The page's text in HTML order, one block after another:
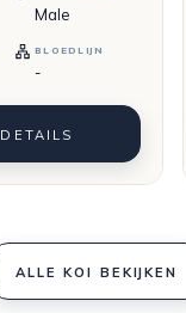
Male
BLOEDLIJN
-
ALLE KOI BEKIJKEN